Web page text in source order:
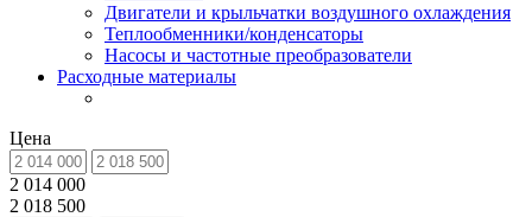
Двигатели и крыльчатки воздушного охлаждения
Теплообменники/конденсаторы
Насосы и частотные преобразователи
Расходные материалы
Цена
2 014 000
2 018 500